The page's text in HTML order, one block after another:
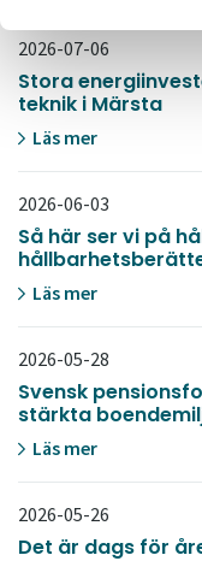
2026-07-06
Stora
teknik i Märsta
Läs mer
2026-06-03
Så här ser vi på
Läs mer
2026-05-28
Svensk
stärkta
Läs mer
2026-05-26
Det är dags för